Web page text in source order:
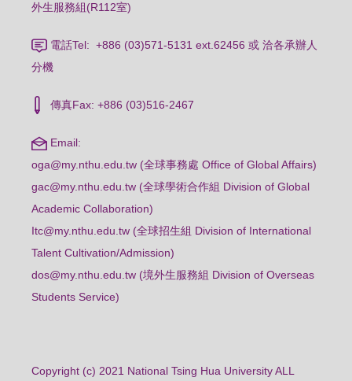
外生服務組(R112室)
電話Tel: +886 (03)571-5131 ext.62456 或 洽各承辦人
分機
傳真Fax: +886 (03)516-2467
Email:
oga@my.nthu.edu.tw (全球事務處 Office of Global Affairs)
gac@my.nthu.edu.tw (全球學術合作組 Division of Global
Academic Collaboration)
Itc@my.nthu.edu.tw (全球招生組 Division of International
Talent Cultivation/Admission)
dos@my.nthu.edu.tw (境外生服務組 Division of Overseas
Students Service)
Copyright (c) 2021 National Tsing Hua University ALL